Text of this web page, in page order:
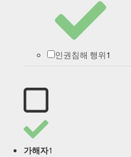
인권침해 행위1
가해자1